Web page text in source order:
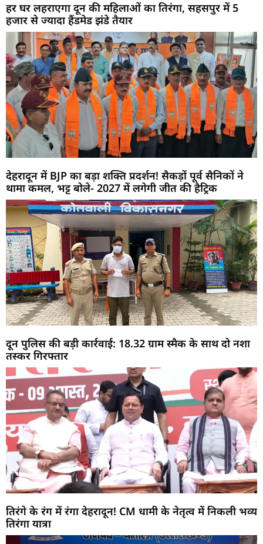
हर घर लहराएगा दून की महिलाओं का तिरंगा, सहसपुर में 5
हजार से ज्यादा हैंडमेड झंडे तैयार
देहरादून में BJP का बड़ा शक्ति प्रदर्शन! सैकड़ों पूर्व सैनिकों ने
थामा कमल, भट्ट बोले- 2027 में लगेगी जीत की हैट्रिक
दून पुलिस की बड़ी कार्रवाई: 18.32 ग्राम स्मैक के साथ दो नशा
तस्कर गिरफ्तार
तिरंगे के रंग में रंगा देहरादून! CM धामी के नेतृत्व में निकली भव्य
तिरंगा यात्रा